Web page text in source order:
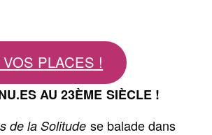
PLACES !
AU 23ÈME SIÈCLE !
de la Solitude se balade dans